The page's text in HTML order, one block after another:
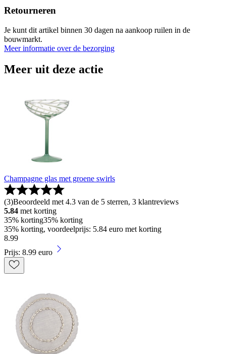
Retourneren
Je kunt dit artikel binnen 30 dagen na aankoop ruilen in de
bouwmarkt.
Meer informatie over de bezorging
Meer uit deze actie
Champagne glas met groene swirls
(3)Beoordeeld met 4.3 van de 5 sterren, 3 klantreviews
5.84 met korting
35% korting35% korting
35% korting, voordeelprijs: 5.84 euro met korting
8.99
Prijs: 8.99 euro